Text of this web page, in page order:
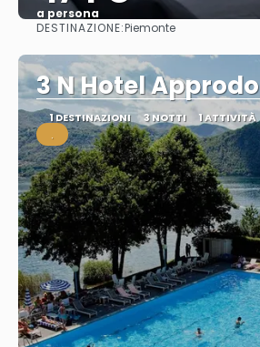
a persona
DESTINAZIONE:Piemonte
3 N Hotel Approdo
1 DESTINAZIONI 3 NOTTI 1 ATTIVITÀ
.